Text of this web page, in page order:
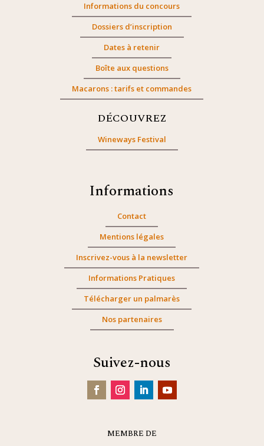
Informations du concours
Dossiers d’inscription
Dates à retenir
Boîte aux questions
Macarons : tarifs et commandes
DÉCOUVREZ
Wineways Festival
Informations
Contact
Mentions légales
Inscrivez-vous à la newsletter
Informations Pratiques
Télécharger un palmarès
Nos partenaires
Suivez-nous
MEMBRE DE